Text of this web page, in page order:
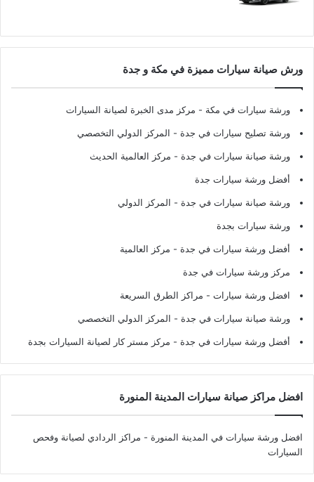
ورش صيانة سيارات مميزة في مكة و جدة
ورشة سيارات في مكة - مركز مدى الخبرة لصيانة السيارات
ورشة تصليح سيارات في جدة - المركز الدولي التخصصي
ورشة صيانة سيارات في جدة - مركز العالمية الحديث
أفضل ورشة سيارات جدة
ورشة صيانة سيارات في جدة - المركز الدولي
ورشة سيارات بجدة
أفضل ورشة سيارات في جدة - مركز العالمية
مركز ورشة سيارات في جدة
افضل ورشة سيارات - مراكز الطرق السريعة
ورشة صيانة سيارات في جدة - المركز الدولي التخصصي
أفضل ورشة سيارات في جدة - مركز مستر كار لصيانة السيارات بجدة
افضل مراكز صيانة سيارات المدينة المنورة
افضل ورشة سيارات في المدينة المنورة - مراكز الردادي لصيانة وفحص
السيارات